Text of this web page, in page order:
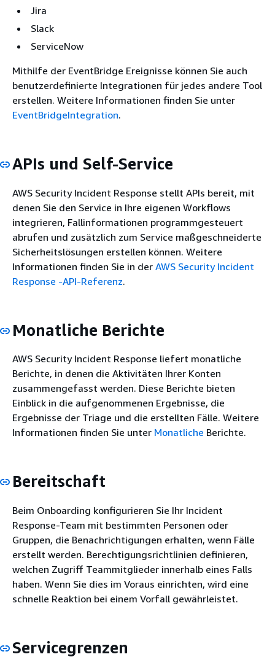
Jira
Slack
ServiceNow
Mithilfe der EventBridge Ereignisse können Sie auch
benutzerdefinierte Integrationen für jedes andere Tool
erstellen. Weitere Informationen finden Sie unter
EventBridgeIntegration.
APIs und Self-Service
AWS Security Incident Response stellt APIs bereit, mit
denen Sie den Service in Ihre eigenen Workflows
integrieren, Fallinformationen programmgesteuert
abrufen und zusätzlich zum Service maßgeschneiderte
Sicherheitslösungen erstellen können. Weitere
Informationen finden Sie in der AWS Security Incident
Response -API-Referenz.
Monatliche Berichte
AWS Security Incident Response liefert monatliche
Berichte, in denen die Aktivitäten Ihrer Konten
zusammengefasst werden. Diese Berichte bieten
Einblick in die aufgenommenen Ergebnisse, die
Ergebnisse der Triage und die erstellten Fälle. Weitere
Informationen finden Sie unter Monatliche Berichte.
Bereitschaft
Beim Onboarding konfigurieren Sie Ihr Incident
Response-Team mit bestimmten Personen oder
Gruppen, die Benachrichtigungen erhalten, wenn Fälle
erstellt werden. Berechtigungsrichtlinien definieren,
welchen Zugriff Teammitglieder innerhalb eines Falls
haben. Wenn Sie dies im Voraus einrichten, wird eine
schnelle Reaktion bei einem Vorfall gewährleistet.
Servicegrenzen